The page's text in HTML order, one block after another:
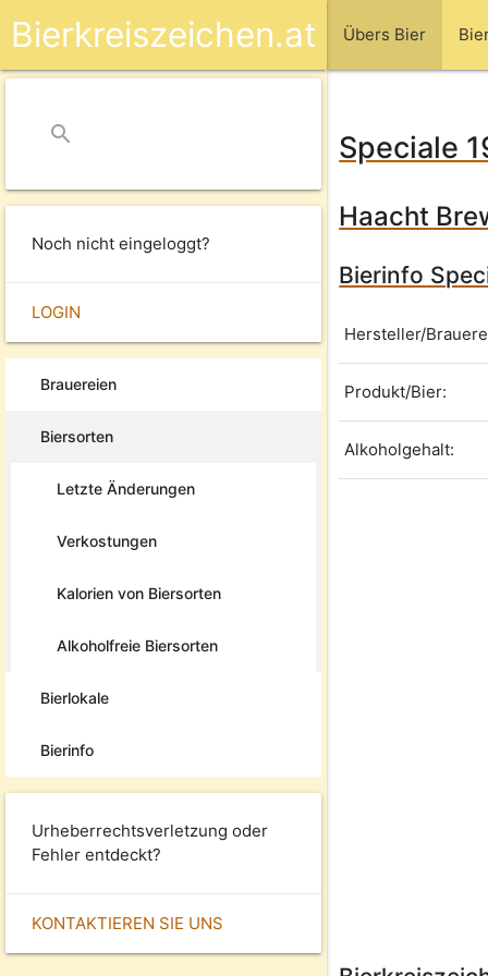
Übers Bier
Bierkreiszeichen.at
search
Noch nicht eingeloggt?
LOGIN
Brauereien
Biersorten
Letzte Änderungen
Verkostungen
Kalorien von Biersorten
Alkoholfreie Biersorten
Bierlokale
Bierinfo
Urheberrechtsverletzung oder
Fehler entdeckt?
KONTAKTIEREN SIE UNS
Speciale
Haacht
Bierinfo
Hersteller/
Produkt/Bier:
Alkoholgehalt: